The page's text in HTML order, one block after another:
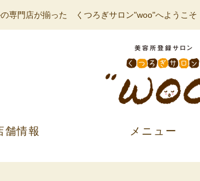
専門店が揃った くつろぎサロン"woo"へようこそ
舗情報 メニュー